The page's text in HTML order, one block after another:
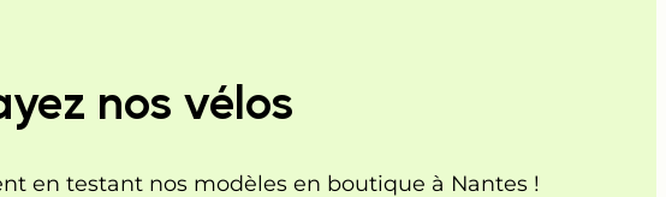
nos vélos
en testant nos modèles en boutique à Nantes !